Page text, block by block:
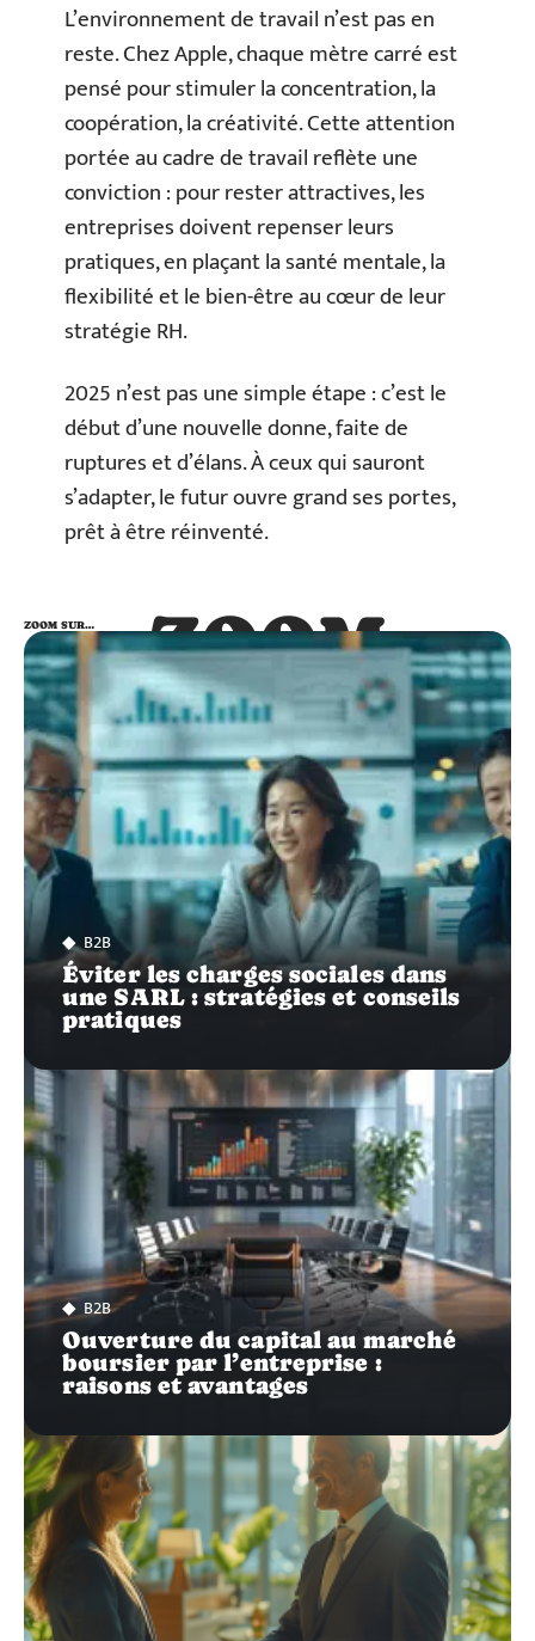
L’environnement de travail n’est pas en
reste. Chez Apple, chaque mètre carré est
pensé pour stimuler la concentration, la
coopération, la créativité. Cette attention
portée au cadre de travail reflète une
conviction : pour rester attractives, les
entreprises doivent repenser leurs
pratiques, en plaçant la santé mentale, la
flexibilité et le bien-être au cœur de leur
stratégie RH.
2025 n’est pas une simple étape : c’est le
début d’une nouvelle donne, faite de
ruptures et d’élans. À ceux qui sauront
s’adapter, le futur ouvre grand ses portes,
prêt à être réinventé.
ZOOM
SUR…
ZOOM SUR…
B2B
Éviter les charges sociales dans
une SARL : stratégies et conseils
pratiques
B2B
Ouverture du capital au marché
boursier par l’entreprise :
raisons et avantages